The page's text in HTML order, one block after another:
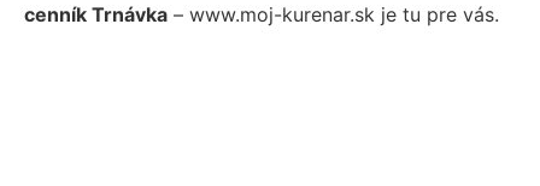
cenník Trnávka – www.moj-kurenar.sk je tu pre vás.